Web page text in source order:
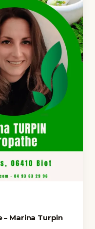
Marina Turpin